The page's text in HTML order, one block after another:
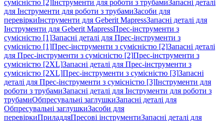
сумісністю [2]Інструменти для роботи з трубамиЗапасні деталі
для Інструменти для роботи з трубамиЗасоби для
перевіркиІнструменти для Geberit MapressЗапасні деталі для
Інструменти для Geberit MapressПрес-інструменти з
сумісністю [1]Запасні деталі для Прес-інструменти з
сумісністю [1]Прес-інструменти з сумісністю [2]Запасні деталі
для Прес-інструменти з сумісністю [2]Прес-інструменти з
сумісністю [2XL]Запасні деталі для Прес-інструменти з
сумісністю [2XL]Прес-інструменти з сумісністю [3]Запасні
деталі для Прес-інструменти з сумісністю [3]Інструменти для
роботи з трубамиЗапасні деталі для Інструменти для роботи з
трубамиОбпресувальні заглушкиЗапасні деталі для
Обпресувальні заглушкиЗасоби для
перевіркиПриладдяПресові інструментиЗапасні деталі для